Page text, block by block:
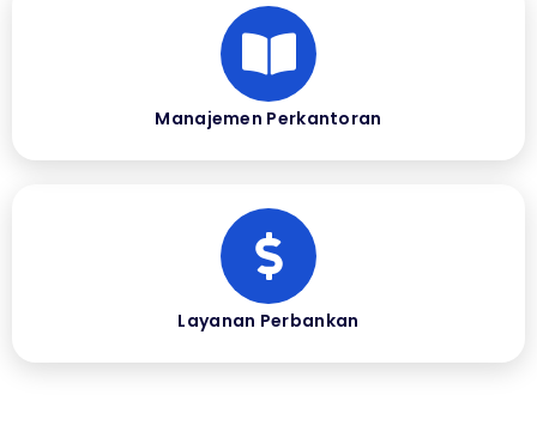
Manajemen Perkantoran
Layanan Perbankan